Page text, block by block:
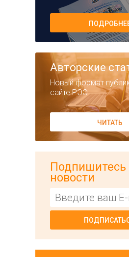
Авторские
Новый формат
сайте РЭЭ
ЧИТАТЬ
Подпишитесь
новости